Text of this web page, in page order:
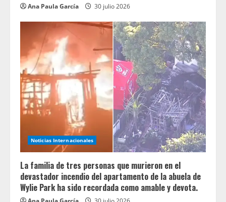
Ana Paula García 30 julio 2026
Noticias Internacionales
La familia de tres personas que murieron en el
devastador incendio del apartamento de la abuela de
Wylie Park ha sido recordada como amable y devota.